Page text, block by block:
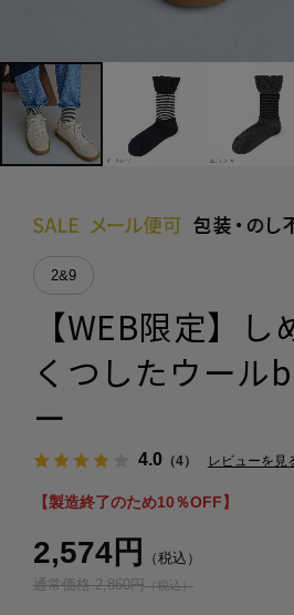
2&9
【WEB限定】
くつしたウール
ー
4.0（4） レビューを見
【製造終了のため10％OFF】
2,574円
（税込）
通常価格 2,860円（税込）